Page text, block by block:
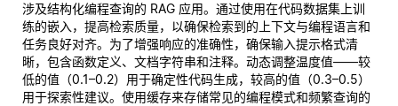
涉及结构化编程查询的 RAG 应用。通过使用在代码数据集上训
练的嵌入，提高检索质量，以确保检索到的上下文与编程语言和
任务良好对齐。为了增强响应的准确性，确保输入提示格式清
晰，包含函数定义、文档字符串和注释。动态调整温度值——较
低的值（0.1–0.2）用于确定性代码生成，较高的值（0.3–0.5）
用于探索性建议。使用缓存来存储常见的编程模式和频繁查询的